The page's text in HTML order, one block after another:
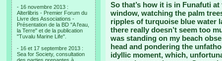
- 16 novembre 2013 :
Alterlibris - Premier Forum du
Livre des Associations -
Présentation de la BD "A l'eau,
la Terre" et de la publication
"Tuvalu Marine Life".
- 16 et 17 septembre 2013 :
Sea for Society, consultation
So that’s how it is in Funafuti
window, watching the palm
ripples of turquoise blue water
there really doesn’t seem too
was standing on my beach
head and pondering the
idyllic moment, which,